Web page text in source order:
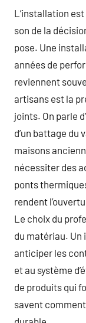
L’installation
son de la
pose. Une
années de
reviennent
artisans est la
joints. On parle
d’un battage du
maisons
nécessiter des
ponts
rendent
Le choix du
du matériau.
anticiper les
et au système
de produits qui
savent